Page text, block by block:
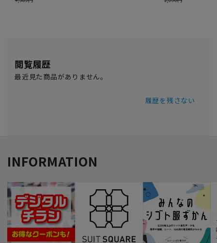
閲覧履歴
最近見た商品がありません。
履歴を残さない
INFORMATION